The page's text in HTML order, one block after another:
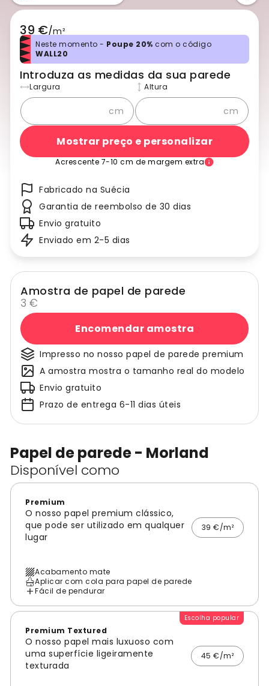
Papel de parede - Morland
Disponível como
Premium
O nosso papel premium clássico,
que pode ser utilizado em qualquer
lugar
39 €/m²
Acabamento mate
Aplicar com cola para papel de parede
Fácil de pendurar
Escolha popular
Premium Textured
O nosso papel mais luxuoso com
uma superfície ligeiramente
texturada
45 €/m²
39 €/m²
Neste momento - Poupe 20% com o código
WALL20
Introduza as medidas da sua parede
Largura
cm
Altura
cm
Mostrar preço e personalizar
Acrescente 7-10 cm de margem extra
Fabricado na Suécia
Garantia de reembolso de 30 dias
Envio gratuito
Enviado em 2-5 dias
Amostra de papel de parede
3 €
Encomendar amostra
Impresso no nosso papel de parede premium
A amostra mostra o tamanho real do modelo
Envio gratuito
Prazo de entrega 6-11 dias úteis